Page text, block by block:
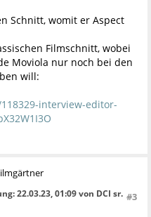
Schnitt, womit er Aspect
Filmschnitt, wobei
Moviola nur noch bei den
will:
interview-editor-
#3
: 22.03.23, 01:09 von DCI sr.